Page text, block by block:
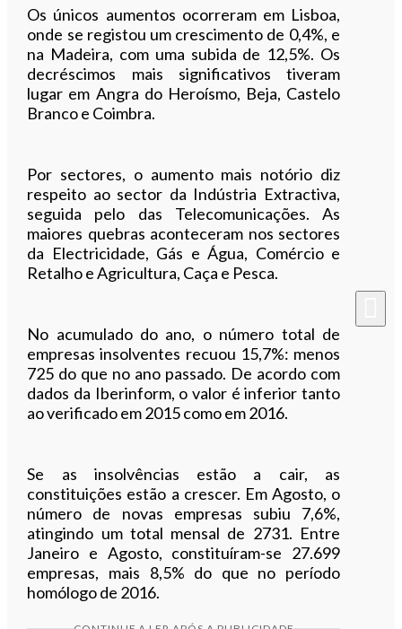
Os únicos aumentos ocorreram em Lisboa,
onde se registou um crescimento de 0,4%, e
na Madeira, com uma subida de 12,5%. Os
decréscimos mais significativos tiveram
lugar em Angra do Heroísmo, Beja, Castelo
Branco e Coimbra.
Por sectores, o aumento mais notório diz
respeito ao sector da Indústria Extractiva,
seguida pelo das Telecomunicações. As
maiores quebras aconteceram nos sectores
da Electricidade, Gás e Água, Comércio e
Retalho e Agricultura, Caça e Pesca.
No acumulado do ano, o número total de
empresas insolventes recuou 15,7%: menos
725 do que no ano passado. De acordo com
dados da Iberinform, o valor é inferior tanto
ao verificado em 2015 como em 2016.
Se as insolvências estão a cair, as
constituições estão a crescer. Em Agosto, o
número de novas empresas subiu 7,6%,
atingindo um total mensal de 2731. Entre
Janeiro e Agosto, constituíram-se 27.699
empresas, mais 8,5% do que no período
homólogo de 2016.